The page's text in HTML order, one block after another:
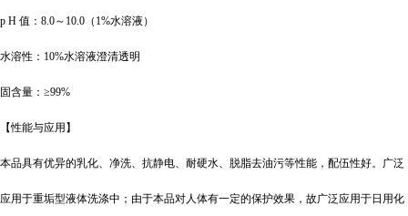
p H 值：8.0～10.0（1%水溶液）
水溶性： 10%水溶液澄清透明
固含量： ≥99%
【性能与应用】
本品具有优异的乳化、净洗、抗静电、耐硬水、脱脂去油污等性能，配伍性好。广泛
应用于重垢型液体洗涤中；由于本品对人体有一定的保护效果，故广泛应用于日用化